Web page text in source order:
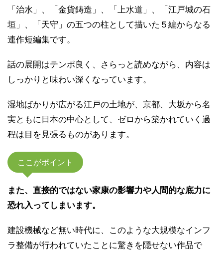
「治水」、「金貨鋳造」、「上水道」、「江戸城の石
垣」、「天守」の五つの柱として描いた５編からなる
連作短編集です。
話の展開はテンポ良く、さらっと読めながら、内容は
しっかりと味わい深くなっています。
湿地ばかりが広がる江戸の土地が、京都、大坂から名
実ともに日本の中心として、ゼロから築かれていく過
程は目を見張るものがあります。
ここがポイント
また、直接的ではない家康の影響力や人間的な底力に
恐れ入ってしまいます。
建設機械など無い時代に、このような大規模なインフ
ラ整備が行われていたことに驚きを隠せない作品で